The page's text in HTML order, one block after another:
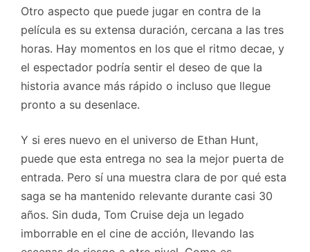
Otro aspecto que puede jugar en contra de la
película es su extensa duración, cercana a las tres
horas. Hay momentos en los que el ritmo decae, y
el espectador podría sentir el deseo de que la
historia avance más rápido o incluso que llegue
pronto a su desenlace.
Y si eres nuevo en el universo de Ethan Hunt,
puede que esta entrega no sea la mejor puerta de
entrada. Pero sí una muestra clara de por qué esta
saga se ha mantenido relevante durante casi 30
años. Sin duda, Tom Cruise deja un legado
imborrable en el cine de acción, llevando las